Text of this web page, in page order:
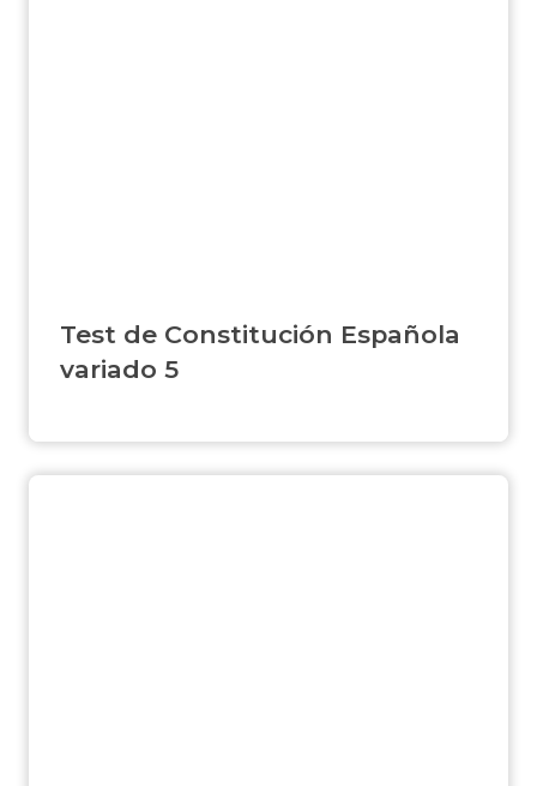
Test de Constitución Española
variado 5